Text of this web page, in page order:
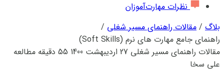
نظرات مهارت‌آموزان
بلاگ / مقالات راهنمای مسیر شغلی /
راهنمای جامع مهارت های نرم (Soft Skills)
مقالات راهنمای مسیر شغلی 27 اردیبهشت 1400
55 دقیقه مطالعه
علی سخا